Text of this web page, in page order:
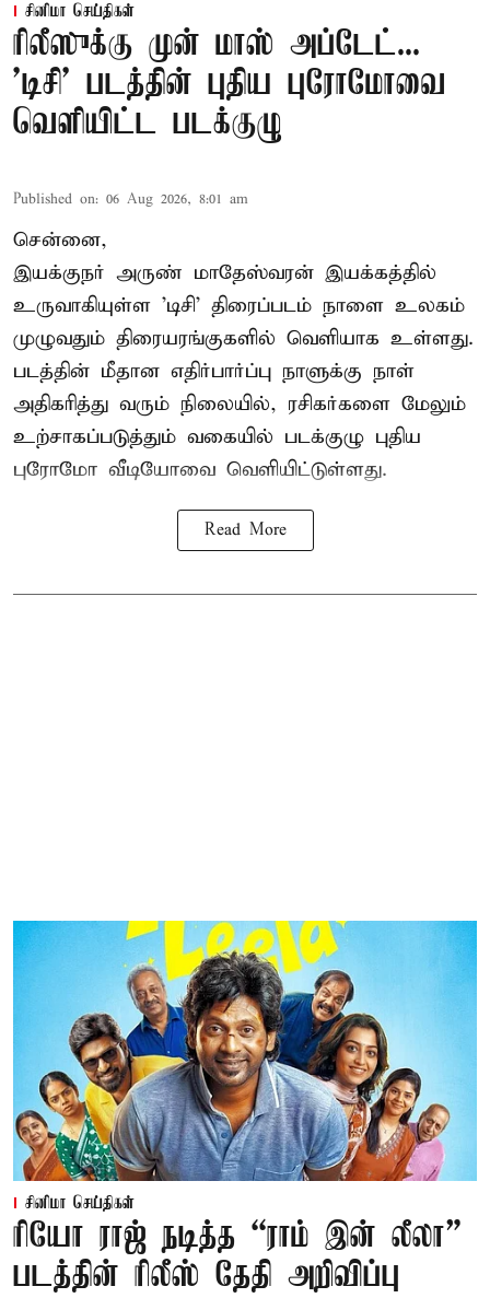
சினிமா செய்திகள்
ரிலீஸுக்கு முன் மாஸ் அப்டேட்...
'டிசி' படத்தின் புதிய புரோமோவை
வெளியிட்ட படக்குழு
Published on: 06 Aug 2026, 8:01 am
சென்னை,
இயக்குநர் அருண் மாதேஸ்வரன் இயக்கத்தில்
உருவாகியுள்ள 'டிசி' திரைப்படம் நாளை உலகம்
முழுவதும் திரையரங்குகளில் வெளியாக உள்ளது.
படத்தின் மீதான எதிர்பார்ப்பு நாளுக்கு நாள்
அதிகரித்து வரும் நிலையில், ரசிகர்களை மேலும்
உற்சாகப்படுத்தும் வகையில் படக்குழு புதிய
புரோமோ வீடியோவை வெளியிட்டுள்ளது.
Read More
சினிமா செய்திகள்
ரியோ ராஜ் நடித்த “ராம் இன் லீலா”
படத்தின் ரிலீஸ் தேதி அறிவிப்பு